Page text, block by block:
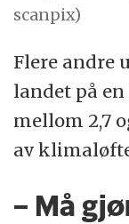
scanpix)
Flere andre
landet på
mellom 2,7
av
– Må